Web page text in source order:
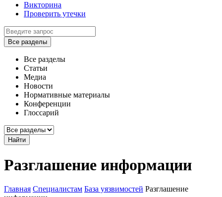
Викторина
Проверить утечки
Все разделы
Все разделы
Статьи
Медиа
Новости
Нормативные материалы
Конференции
Глоссарий
Найти
Разглашение информации
Главная Специалистам База уязвимостей Разглашение